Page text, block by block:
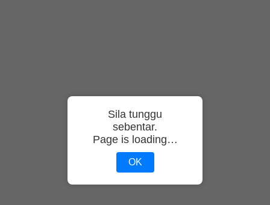
Sila tunggu
sebentar.
Page is loading…
OK